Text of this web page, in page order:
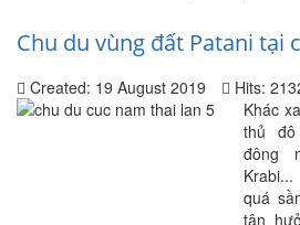
Chu du vùng đất Patani tại
Created: 19 August 2019
Hits:
Khác
thủ đô
đông
quá
tận